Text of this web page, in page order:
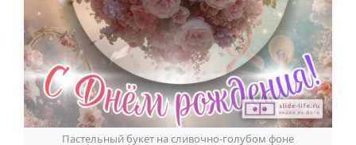
Пастельный букет на сливочно-голубом фоне